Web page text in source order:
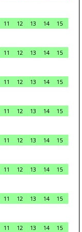
11 12 13 14
15
11 12 13 14
15
11 12 13 14
15
11 12 13 14
15
11 12 13 14
15
11 12 13 14
15
11 12 13 14
15
11 12 13 14 15